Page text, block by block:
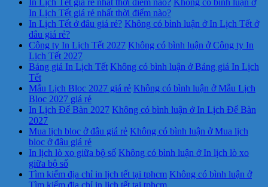
In Lịch Tết giá rẻ nhất thời điểm nào?
In Lịch Tết ở đâu giá rẻ? Không có bình luận ở In Lịch Tết ở
đâu giá rẻ?
Công ty In Lịch Tết 2027 Không có bình luận ở Công ty In
Lịch Tết 2027
Bảng giá In Lịch Tết Không có bình luận ở Bảng giá In Lịch
Tết
Mẫu Lịch Bloc 2027 giá rẻ Không có bình luận ở Mẫu Lịch
Bloc 2027 giá rẻ
In Lịch Để Bàn 2027 Không có bình luận ở In Lịch Để Bàn
2027
Mua lịch bloc ở đâu giá rẻ Không có bình luận ở Mua lịch
bloc ở đâu giá rẻ
In lịch lò xo giữa bộ số Không có bình luận ở In lịch lò xo
giữa bộ số
Tìm kiếm địa chỉ in lịch tết tại tphcm Không có bình luận ở
Tìm kiếm địa chỉ in lịch tết tại tphcm